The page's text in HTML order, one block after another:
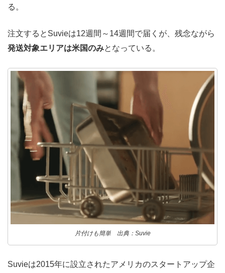
る。
注文するとSuvieは12週間～14週間で届くが、残念ながら
発送対象エリアは米国のみとなっている。
片付けも簡単 出典：Suvie
Suvieは2015年に設立されたアメリカのスタートアップ企